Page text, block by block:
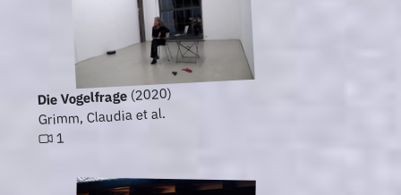
Die Vogelfrage(2020)
Grimm, Claudia et al.
1